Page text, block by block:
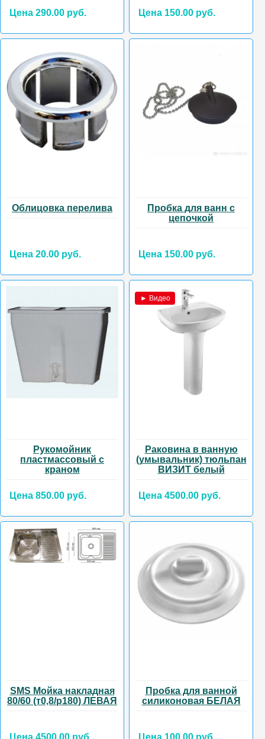
Цена 290.00 руб. Цена 150.00 руб.
Облицовка перелива
Цена 20.00 руб.
Пробка для ванн с
цепочкой
Цена 150.00 руб.
Рукомойник
пластмассовый с
краном
Цена 850.00 руб.
► Видео
Раковина в ванную
(умывальник) тюльпан
ВИЗИТ белый
Цена 4500.00 руб.
SMS Мойка накладная
80/60 (т0,8/р180) ЛЕВАЯ
Цена 4500.00 руб.
Пробка для ванной
силиконовая БЕЛАЯ
Цена 100.00 руб.